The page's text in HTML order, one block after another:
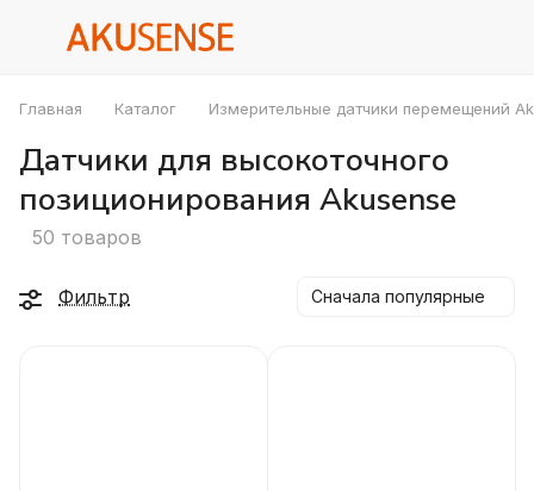
Главная Каталог Измерительные датчики перемещений
Датчики для высокоточного
позиционирования Akusense
50 товаров
Фильтр Сначала популярные